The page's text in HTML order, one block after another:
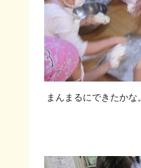
まんまるにできたかな。